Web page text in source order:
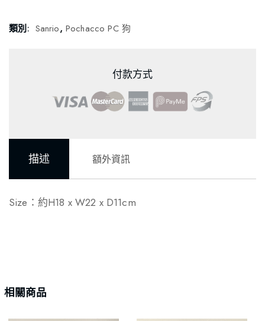
類別: Sanrio, Pochacco PC 狗
付款方式
描述 額外資訊
Size：約H18 x W22 x D11cm
相關商品